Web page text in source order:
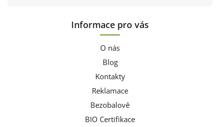
Informace pro vás
O nás
Blog
Kontakty
Reklamace
Bezobalově
BIO Certifikace